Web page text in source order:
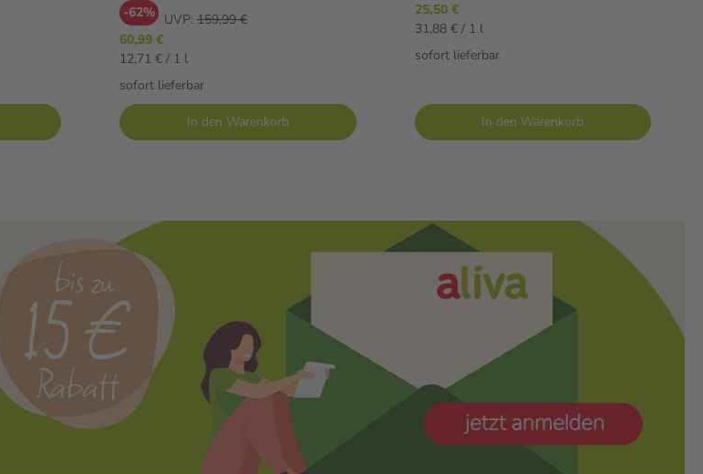
-62% UVP: 159,99 €
60,99 €
12,71 € / 1 l
sofort lieferbar
In den Warenkorb
25,50 €
31,88 € / 1 l
sofort lieferbar
In den Warenkorb